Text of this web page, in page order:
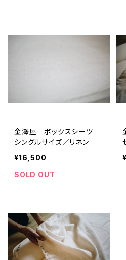
金澤屋｜ボックスシーツ｜
シングルサイズ／リネン
¥16,500
SOLD OUT